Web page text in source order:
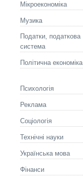
Мікроекономіка
Музика
Податки, податкова
система
Політична економіка
Психологія
Реклама
Соціологія
Технічні науки
Українська мова
Фінанси